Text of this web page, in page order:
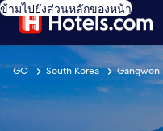
ข้ามไปยังส่วนหลักของหน้า
GO South Korea Gangwon